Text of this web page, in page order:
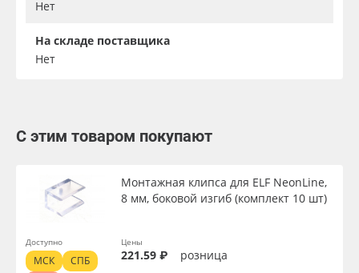
Нет
На складе поставщика
Нет
С этим товаром покупают
Монтажная клипса для ELF NeonLine,
8 мм, боковой изгиб (комплект 10 шт)
Цены
221.59 ₽ розница
Доступно
МСК
СПБ